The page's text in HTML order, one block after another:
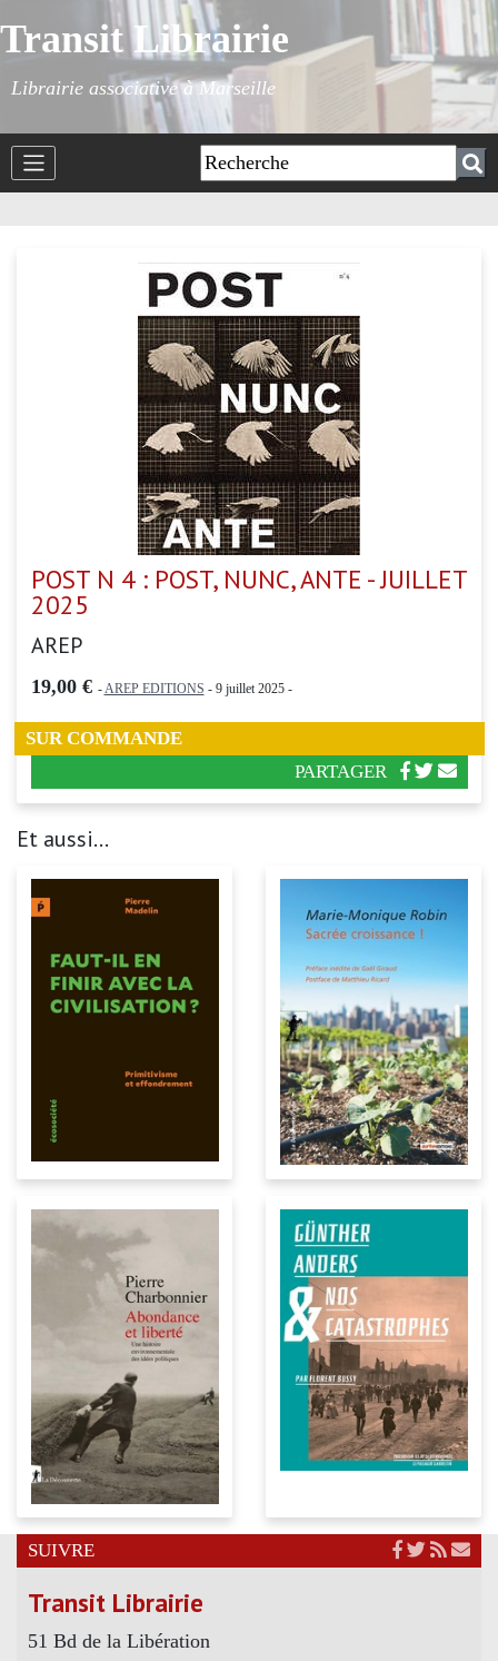
Transit Librairie
Librairie associative à Marseille
POST N 4 : POST, NUNC, ANTE - JUILLET
2025
AREP
19,00 € -AREP EDITIONS - 9 juillet 2025 -
SUR COMMANDE
PARTAGER
Et aussi...
SUIVRE
Transit Librairie
51 Bd de la Libération